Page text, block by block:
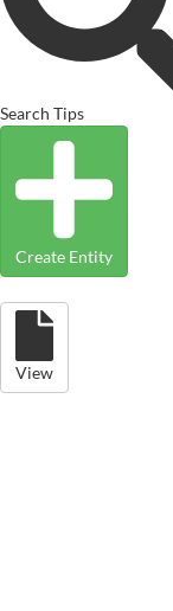
Search Tips
Create Entity
View